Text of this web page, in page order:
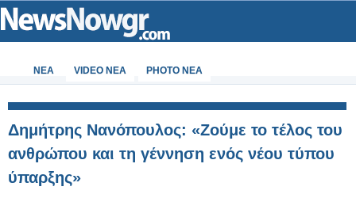
ΝΕΑ VIDEO NEA PHOTO NEA
Δημήτρης Νανόπουλος: «Ζούμε το τέλος του
ανθρώπου και τη γέννηση ενός νέου τύπου
ύπαρξης»